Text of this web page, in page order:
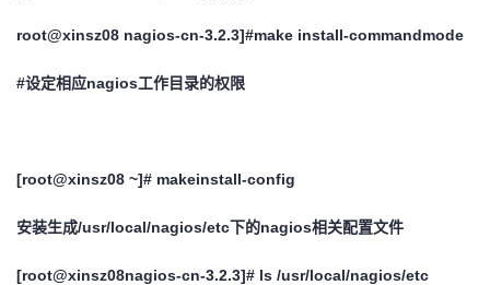
root@xinsz08 nagios-cn-3.2.3]#make install-commandmode
#设定相应nagios工作目录的权限
[root@xinsz08 ~]# makeinstall-config
安装生成/usr/local/nagios/etc下的nagios相关配置文件
[root@xinsz08nagios-cn-3.2.3]# ls /usr/local/nagios/etc